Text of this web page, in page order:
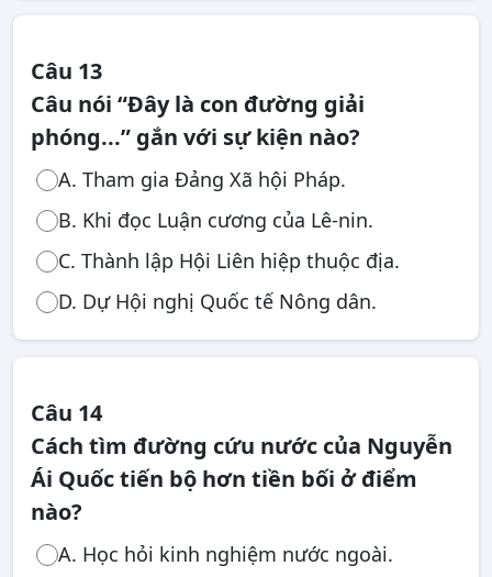
Câu 13
Câu nói “Đây là con đường giải
phóng...” gắn với sự kiện nào?
A. Tham gia Đảng Xã hội Pháp.
B. Khi đọc Luận cương của Lê-nin.
C. Thành lập Hội Liên hiệp thuộc địa.
D. Dự Hội nghị Quốc tế Nông dân.
Câu 14
Cách tìm đường cứu nước của Nguyễn
Ái Quốc tiến bộ hơn tiền bối ở điểm
nào?
A. Học hỏi kinh nghiệm nước ngoài.